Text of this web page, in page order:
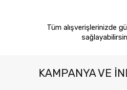
Tüm alışverişlerinizde
KAMPANYA VE